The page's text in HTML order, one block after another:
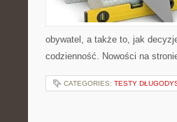
obywatel, a także to, jak
codzienność. Nowości na
CATEGORIES: TESTY